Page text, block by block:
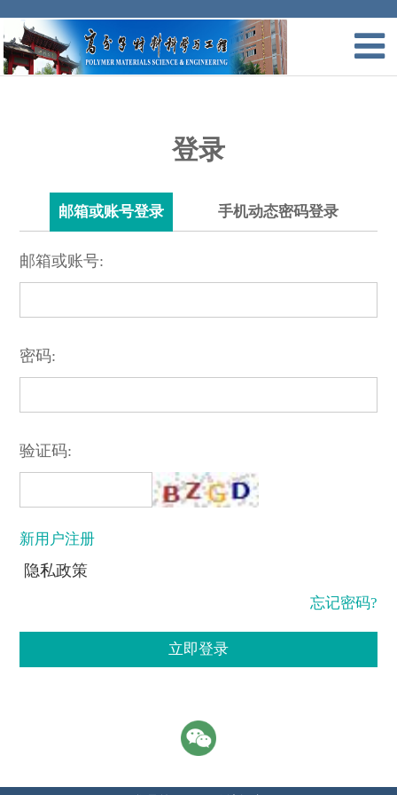
登录
邮箱或账号登录 手机动态密码登录
邮箱或账号:
密码:
验证码:
新用户注册
隐私政策
忘记密码?
立即登录